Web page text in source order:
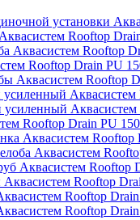
установки
Rooftop
Аквасистем Rooftop
Rooftop Drain PU
Аквасистем Rooftop
Аквасистем
Аквасистем
Rooftop Drain PU
Аквасистем Rooftop
Аквасистем
Аквасистем Rooftop
Rooftop
Rooftop
Rooftop